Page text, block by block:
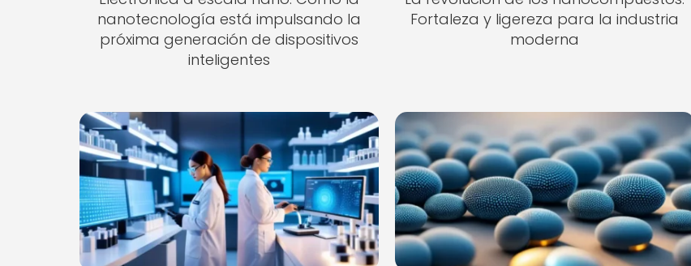
nanotecnología está impulsando la
próxima generación de dispositivos
inteligentes
Fortaleza y ligereza para la industria
moderna